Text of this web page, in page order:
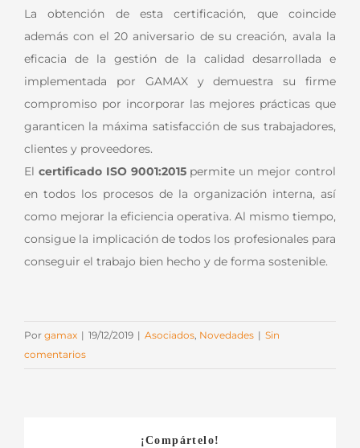
La obtención de esta certificación, que coincide
además con el 20 aniversario de su creación, avala la
eficacia de la gestión de la calidad desarrollada e
implementada por GAMAX y demuestra su firme
compromiso por incorporar las mejores prácticas que
garanticen la máxima satisfacción de sus trabajadores,
clientes y proveedores.
El certificado ISO 9001:2015permite un mejor control
en todos los procesos de la organización interna, así
como mejorar la eficiencia operativa. Al mismo tiempo,
consigue la implicación de todos los profesionales para
conseguir el trabajo bien hecho y de forma sostenible.
Por gamax | 19/12/2019 | Asociados, Novedades | Sin
comentarios
¡Compártelo!